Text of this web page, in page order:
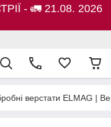
- 🚛 21.08. 2026
верстати ELMAG |